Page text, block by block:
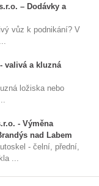
– Dodávky a
vůz k podnikání? V
valivá a kluzná
ložiska nebo
- Výměna
nad Labem
- čelní, přední,
...